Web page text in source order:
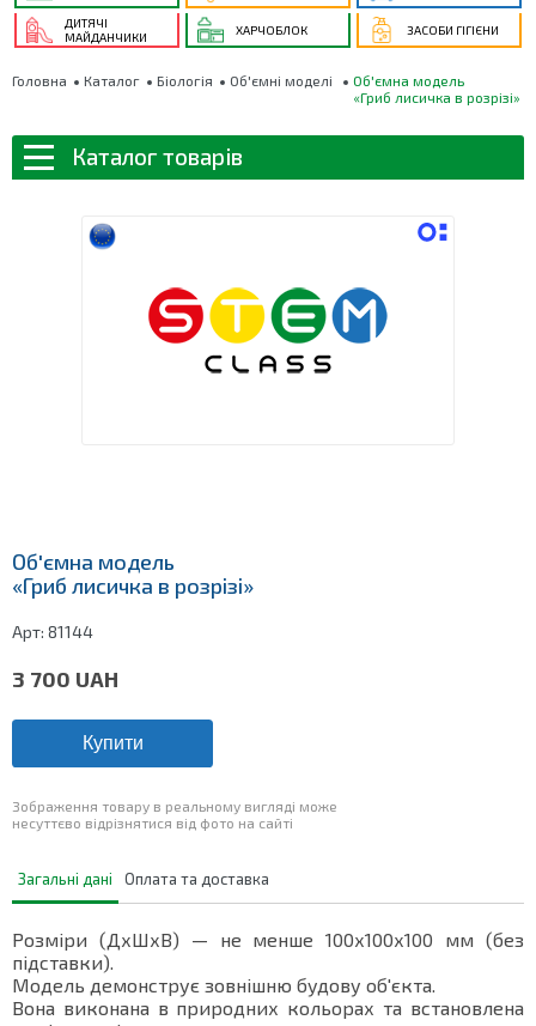
ДИТЯЧІ
МАЙДАНЧИКИ
ХАРЧОБЛОК ЗАСОБИ ГІГІЄНИ
Головна Каталог Біологія Об'ємні моделі
Об'ємна модель
«Гриб лисичка в розрізі»
Каталог товарів
Об'ємна модель
«Гриб лисичка в розрізі»
Арт: 81144
3 700 UAH
Купити
Зображення товару в реальному вигляді може
несуттєво відрізнятися від фото на сайті
Загальні дані Оплата та доставка
Розміри (ДхШхВ) — не менше 100х100х100 мм (без
підставки).
Модель демонструє зовнішню будову об'єкта.
Вона виконана в природних кольорах та встановлена